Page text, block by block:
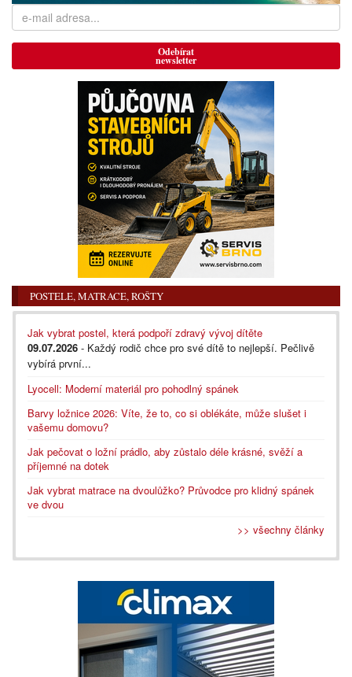
Odebírat
newsletter
POSTELE, MATRACE, ROŠTY
Jak vybrat postel, která podpoří zdravý vývoj dítěte
09.07.2026 - Každý rodič chce pro své dítě to nejlepší. Pečlivě
vybírá první...
Lyocell: Moderní materiál pro pohodlný spánek
Barvy ložnice 2026: Víte, že to, co si oblékáte, může slušet i
vašemu domovu?
Jak pečovat o ložní prádlo, aby zůstalo déle krásné, svěží a
příjemné na dotek
Jak vybrat matrace na dvoulůžko? Průvodce pro klidný spánek
ve dvou
>> všechny články